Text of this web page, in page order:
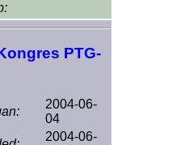
PTG-
2004-06-
04
2004-06-